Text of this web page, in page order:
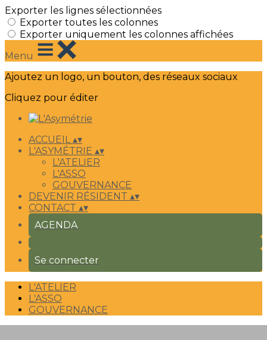
Exporter les lignes sélectionnées
Exporter toutes les colonnes
Exporter uniquement les colonnes affichées
Menu
Ajoutez un logo, un bouton, des réseaux sociaux
Cliquez pour éditer
ACCUEIL▴▾
L'ASYMÉTRIE ▴▾
L'ATELIER
L'ASSO
GOUVERNANCE
DEVENIR RÉSIDENT ▴▾
CONTACT ▴▾
AGENDA
Se connecter
L'ATELIER
L'ASSO
GOUVERNANCE